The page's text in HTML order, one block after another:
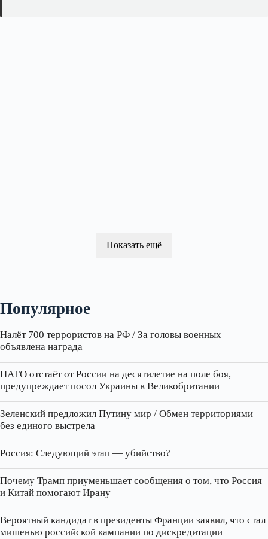
Показать ещё
Популярное
Налёт 700 террористов на РФ / За головы военных
объявлена награда
НАТО отстаёт от России на десятилетие на поле боя,
предупреждает посол Украины в Великобритании
Зеленский предложил Путину мир / Обмен территориями
без единого выстрела
Россия: Следующий этап — убийство?
Почему Трамп приуменьшает сообщения о том, что Россия
и Китай помогают Ирану
Вероятный кандидат в президенты Франции заявил, что стал
мишенью российской кампании по дискредитации